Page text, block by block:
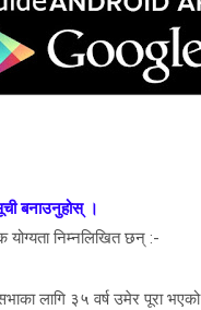
बनाउनुहोस् ।
निम्नलिखित छन् :-
लागि ३५ वर्ष उमेर पूरा भएको